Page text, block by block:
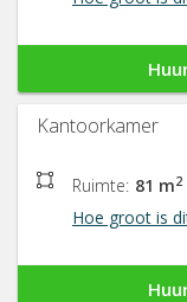
Kantoorkamer
Ruimte: 81 m2
Hoe groot is